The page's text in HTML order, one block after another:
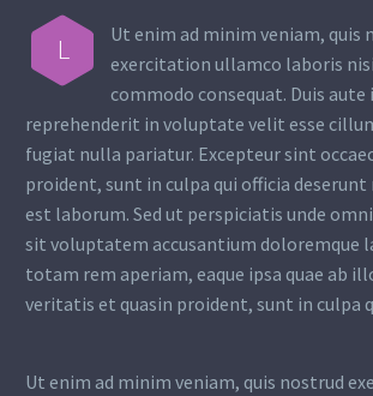
L
Ut enim ad minim veniam, quis
exercitation ullamco laboris
commodo consequat. Duis
reprehenderit in voluptate velit esse
fugiat nulla pariatur. Excepteur sint
proident, sunt in culpa qui officia
est laborum. Sed ut perspiciatis unde
sit voluptatem accusantium doloremque
totam rem aperiam, eaque ipsa quae ab
veritatis et quasin proident, sunt in culpa
Ut enim ad minim veniam, quis nostrud